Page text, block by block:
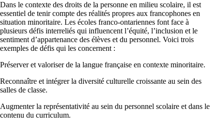
Dans le contexte des droits de la personne en milieu scolaire, il est
essentiel de tenir compte des réalités propres aux francophones en
situation minoritaire. Les écoles franco-ontariennes font face à
plusieurs défis interreliés qui influencent l’équité, l’inclusion et le
sentiment d’appartenance des élèves et du personnel. Voici trois
exemples de défis qui les concernent :
Préserver et valoriser de la langue française en contexte minoritaire.
Reconnaître et intégrer la diversité culturelle croissante au sein des
salles de classe.
Augmenter la représentativité au sein du personnel scolaire et dans le
contenu du curriculum.